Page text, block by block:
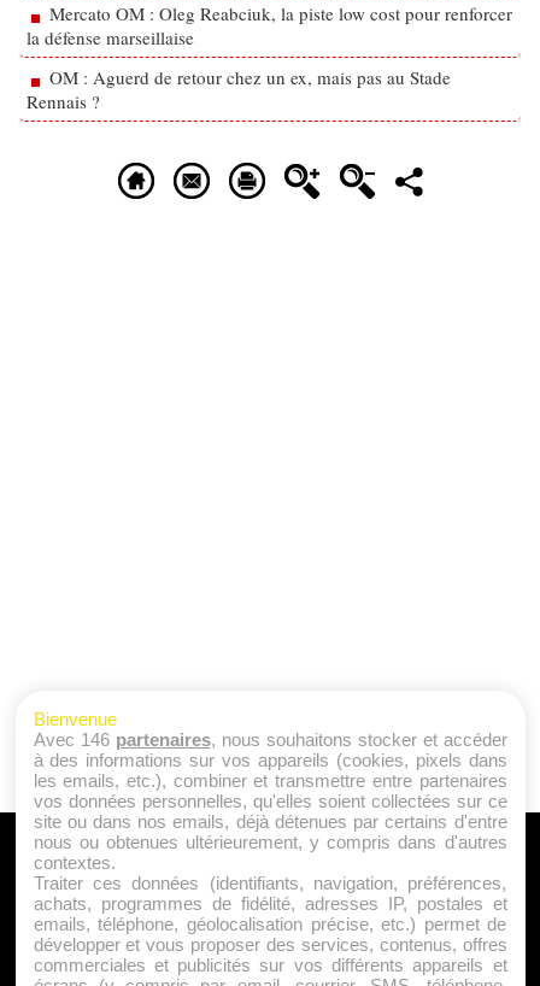
Mercato OM : Oleg Reabciuk, la piste low cost pour renforcer
la défense marseillaise
OM : Aguerd de retour chez un ex, mais pas au Stade
Rennais ?
A PROPOS
Qui sommes nous ?
Mentions Légales
Publicité
Bienvenue
Avec 146 partenaires, nous souhaitons stocker et accéder
à des informations sur vos appareils (cookies, pixels dans
les emails, etc.), combiner et transmettre entre partenaires
vos données personnelles, qu'elles soient collectées sur ce
site ou dans nos emails, déjà détenues par certains d'entre
nous ou obtenues ultérieurement, y compris dans d'autres
contextes.
Traiter ces données (identifiants, navigation, préférences,
achats, programmes de fidélité, adresses IP, postales et
emails, téléphone, géolocalisation précise, etc.) permet de
développer et vous proposer des services, contenus, offres
commerciales et publicités sur vos différents appareils et